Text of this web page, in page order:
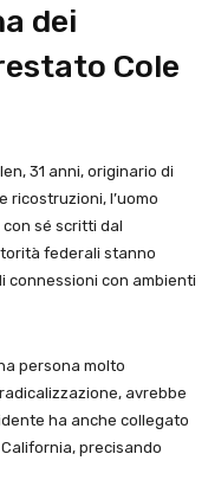
dei
Cole
31 anni, originario di
ricostruzioni, l’uomo
sé scritti dal
federali stanno
connessioni con ambienti
persona molto
avrebbe
ha anche collegato
California, precisando